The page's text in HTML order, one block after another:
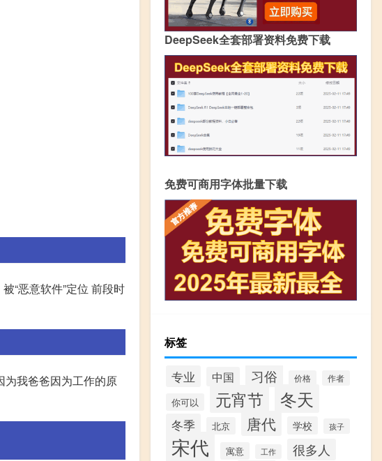
“恶意软件”定位 前段时
为我爸爸因为工作的原
DeepSeek全套部署资料免费下载
免费可商用字体批量下载
标签
专业 中国 习俗 价格 作者
你可以 元宵节 冬天
冬季 北京 唐代 学校 孩子
宋代 寓意 工作 很多人